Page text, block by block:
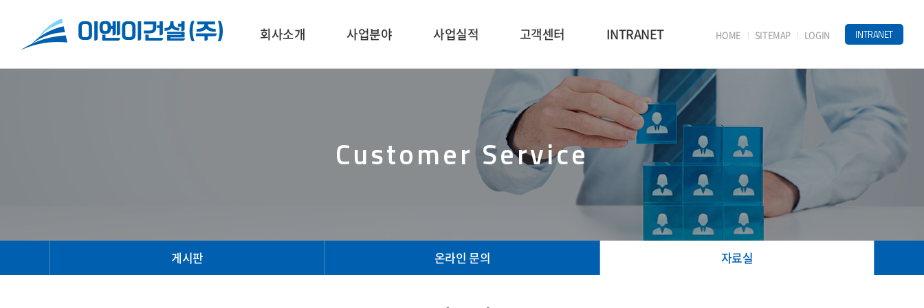
회사소개 사업분야 사업실적 고객센터 INTRANET HOME SITEMAP LOGIN INTRANET
Customer Service
게시판 온라인 문의 자료실